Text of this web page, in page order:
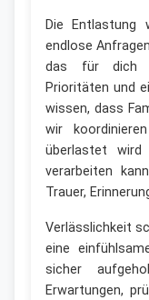
Die
endlose
das für dich
Prioritäten und
wissen, dass
wir
überlastet
verarbeiten
Trauer,
Verlässlichkeit
eine
sicher
Erwartungen,